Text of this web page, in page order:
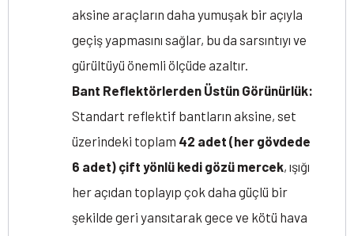
aksine araçların daha yumuşak bir açıyla
geçiş yapmasını sağlar, bu da sarsıntıyı ve
gürültüyü önemli ölçüde azaltır.
Bant Reflektörlerden Üstün Görünürlük:
Standart reflektif bantların aksine, set
üzerindeki toplam 42 adet (her gövdede
6 adet) çift yönlü kedi gözü mercek, ışığı
her açıdan toplayıp çok daha güçlü bir
şekilde geri yansıtarak gece ve kötü hava